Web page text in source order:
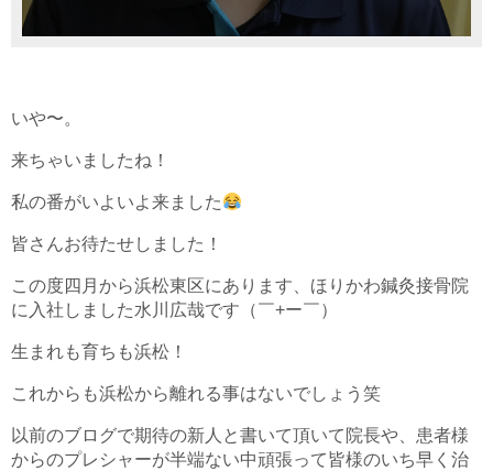
いや〜。
来ちゃいましたね！
私の番がいよいよ来ました
皆さんお待たせしました！
この度四月から浜松東区にあります、ほりかわ鍼灸接骨院
に入社しました水川広哉です（￣+ー￣）
生まれも育ちも浜松！
これからも浜松から離れる事はないでしょう笑
以前のブログで期待の新人と書いて頂いて院長や、患者様
からのプレシャーが半端ない中頑張って皆様のいち早く治